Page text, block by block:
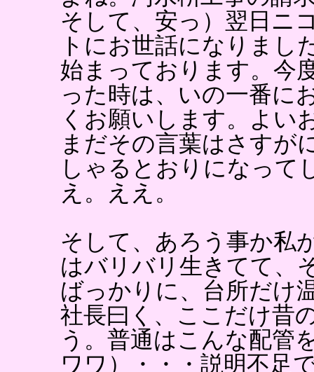
そして、安っ）翌日ニ
トにお世話になりまし
始まっております。今
った時は、いの一番に
くお願いします。よい
まだその言葉はさすが
しゃるとおりになって
え。ええ。
そして、あろう事か私
はバリバリ生きてて、
ばっかりに、台所だけ
社長曰く、ここだけ昔
う。普通はこんな配管
ワワ）・・・説明不足